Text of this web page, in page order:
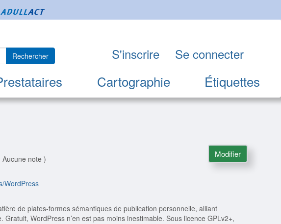
Cartographie Étiquettes
Rechercher S'inscrire Se connecter
4
Aucune note )
WordPress
de plates-formes sémantiques de publication personnelle, alliant
WordPress n’en est pas moins inestimable. Sous licence GPLv2+,
Modifier